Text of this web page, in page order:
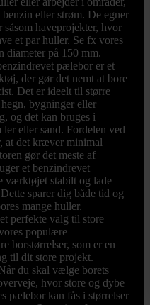
eller strøm. De egner
haveprojekter, hvor
et par huller. Se fx vores
diameter på 150 mm.
pælebor er et
der gør det nemt at bore
Det er ideelt til større
bygninger eller
og det kan bruges i
eller sand. Fordelen ved
at det kræver minimal
gør det meste af
et benzindrevet
værktøjet stabilt og lade
sparer dig både tid og
mange huller.
perfekte valg til store
populære
borstørrelser, som er en
til dit store projekt.
du skal vælge borets
hvor store og dybe
pælebor kan fås i størrelser